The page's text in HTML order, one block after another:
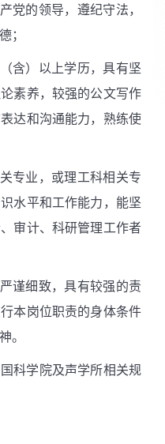
党的领导，遵纪守法，
；
含）以上学历，具有坚
素养，较强的公文写作
达和沟通能力，熟练使
专业，或理工科相关专
水平和工作能力，能坚
审计、科研管理工作者
谨细致，具有较强的责
本岗位职责的身体条件
。
科学院及声学所相关规